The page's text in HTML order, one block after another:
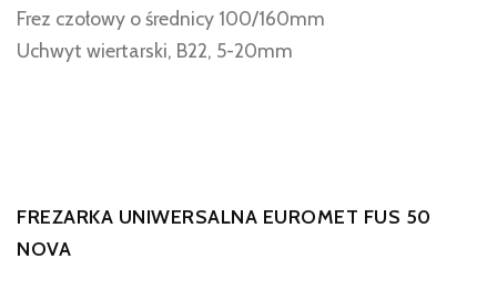
Frez czołowy o średnicy 100/160mm
Uchwyt wiertarski, B22, 5-20mm
FREZARKA UNIWERSALNA EUROMET FUS 50
NOVA